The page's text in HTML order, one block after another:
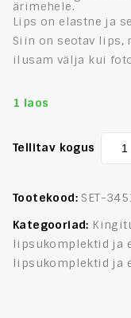
ärimehele.
Lips on elastne ja
Siin on seotav
ilusam välja kui
1 laos
Tellitav kogus
Tootekood: SET-
Kategooriad:
lipsukomplektid ja
lipsukomplektid ja